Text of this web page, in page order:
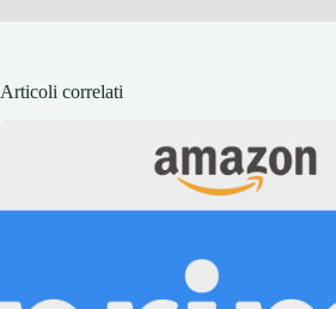
Articoli correlati